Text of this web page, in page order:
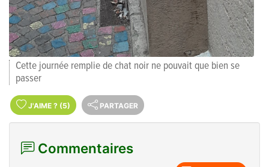
Cette journée remplie de chat noir ne pouvait que bien se
passer
J'AIME ? (5) PARTAGER
Commentaires